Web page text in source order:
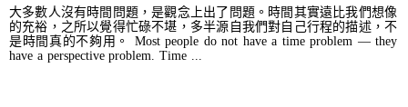
大多數人沒有時間問題，是觀念上出了問題。時間其實遠比我們想像
的充裕，之所以覺得忙碌不堪，多半源自我們對自己行程的描述，不
是時間真的不夠用。 Most people do not have a time problem — they
have a perspective problem. Time ...